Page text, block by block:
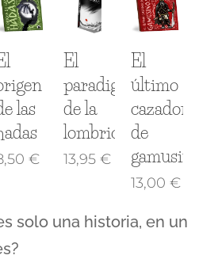
las
€
El
paradigma
de la
lombrices
13,95€
El
último
cazador
de
13,00 €
solo una historia, en un